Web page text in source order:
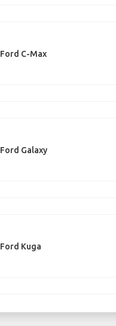
Ford C-Max
Ford Galaxy
Ford Kuga